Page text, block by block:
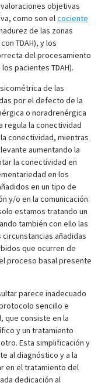
objetivas
como son elcociente
de las zonas
TDAH), y los
del procesamiento
pacientes TDAH).
de las
por el defecto de la
o noradrenérgica
regula la conectividad
conectividad, mientras
aumentando la
la conectividad en
en los
en un tipo de
y/o en la comunicación.
estamos tratando un
también con ello las
añadidas
que ocurren de
proceso basal presente
parece inadecuado
sencillo e
que consiste en la
y un tratamiento
Esta simplificación y
al diagnóstico y a la
en el tratamiento del
dedicación al